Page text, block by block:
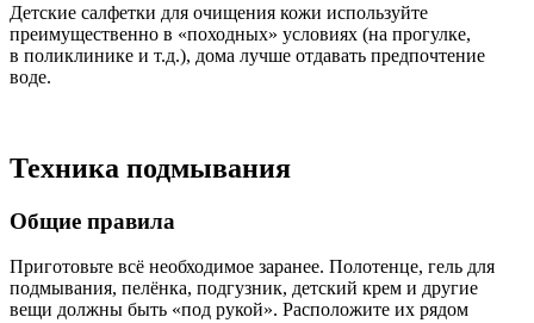
Детские салфетки для очищения кожи используйте
преимущественно в «походных» условиях (на прогулке,
в поликлинике и т.д.), дома лучше отдавать предпочтение
воде.
Техника подмывания
Общие правила
Приготовьте всё необходимое заранее. Полотенце, гель для
подмывания, пелёнка, подгузник, детский крем и другие
вещи должны быть «под рукой». Расположите их рядом